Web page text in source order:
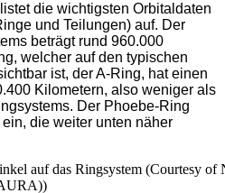
die wichtigsten Orbitaldaten
und Teilungen) auf. Der
beträgt rund 960.000
welcher auf den typischen
ist, der A-Ring, hat einen
Kilometern, also weniger als
Der Phoebe-Ring
die weiter unten näher